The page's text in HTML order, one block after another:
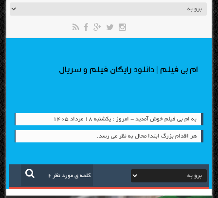
ام بی فیلم | دانلود رایگان فیلم و سریال
به ام بی فیلم خوش آمدید - امروز : یکشنبه ۱۸ مرداد ۱۴۰۵
هر اقدام بزرگ ابتدا محال به نظر می رسد.